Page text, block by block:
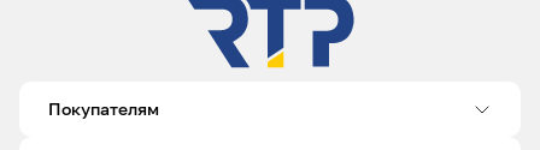
Покупателям